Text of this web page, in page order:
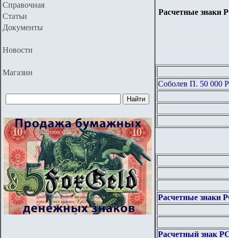
Справочная
Статьи
Документы
Новости
Магазин
Расчетные знаки
Соболев П. 50
Расчетные знаки
Расчетный знак